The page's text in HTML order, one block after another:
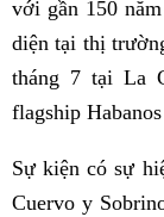
với gần 150
diện tại thị
tháng 7 tại La
flagship
Sự kiện có sự
Cuervo y